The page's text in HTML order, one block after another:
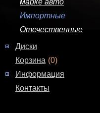
марке авто
Импортные
Отечественные
Диски
Корзина (0)
Информация
Контакты